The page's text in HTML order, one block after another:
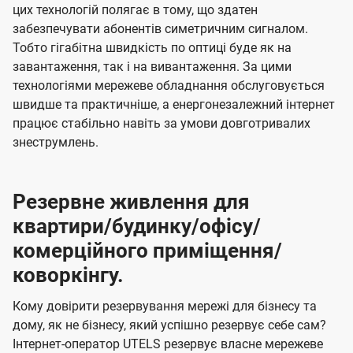
цих технологій полягає в тому, що здатен
забезпечувати абонентів симетричним сигналом.
Тобто гігабітна швидкість по оптиці буде як на
завантаження, так і на вивантаження. За цими
технологіями мережеве обладнання обслуговується
швидше та практичніше, а енергонезалежний інтернет
працює стабільно навіть за умови довготривалих
знеструмлень.
Резервне живлення для
квартири/будинку/офісу/
комерційного приміщення/
коворкінгу.
Кому довірити резервування мережі для бізнесу та
дому, як не бізнесу, який успішно резервує себе сам?
Інтернет-оператор UTELS резервує власне мережеве